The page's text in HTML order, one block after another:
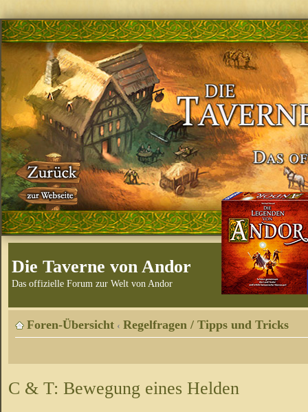
Die Taverne von Andor
Das offizielle Forum zur Welt von Andor
Foren-Übersicht ‹ Regelfragen / Tipps und Tricks
C & T: Bewegung eines Helden